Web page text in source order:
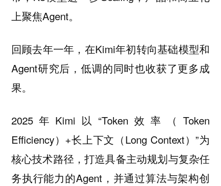
上聚焦Agent。
回顾去年一年，在Kimi年初转向基础模型和
Agent研究后，低调的同时也收获了更多成
果。
2025年Kimi以“Token效率（Token
Efficiency）+长上下文（Long Context）”为
核心技术路径，打造具备主动规划与复杂任
务执行能力的Agent，并通过算法与架构创